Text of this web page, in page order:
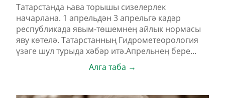
Татарстанда һава торышы сизелерлек
начарлана. 1 апрельдән 3 апрельгә кадәр
республикада явым-төшемнең айлык нормасы
яву көтелә. Татарстанның Гидрометеорология
үзәге шул турыда хәбәр итә.Апрельнең бере...
Алга таба →